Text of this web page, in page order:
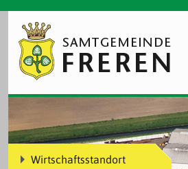
Wirtschaftsstandort